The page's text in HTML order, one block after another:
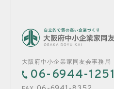
大阪府中小企業家同友会事務局
06-6944-1251